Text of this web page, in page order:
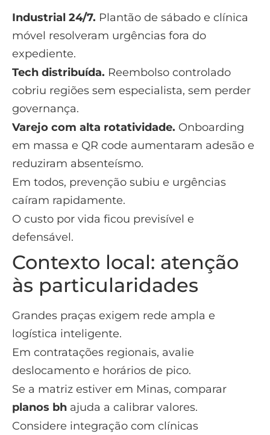
Industrial 24/7. Plantão de sábado e clínica
móvel resolveram urgências fora do
expediente.
Tech distribuída. Reembolso controlado
cobriu regiões sem especialista, sem perder
governança.
Varejo com alta rotatividade. Onboarding
em massa e QR code aumentaram adesão e
reduziram absenteísmo.
Em todos, prevenção subiu e urgências
caíram rapidamente.
O custo por vida ficou previsível e
defensável.
Contexto local: atenção
às particularidades
Grandes praças exigem rede ampla e
logística inteligente.
Em contratações regionais, avalie
deslocamento e horários de pico.
Se a matriz estiver em Minas, comparar
planos bh ajuda a calibrar valores.
Considere integração com clínicas